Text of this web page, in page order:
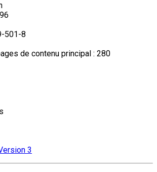
501-8
de contenu principal : 280
3